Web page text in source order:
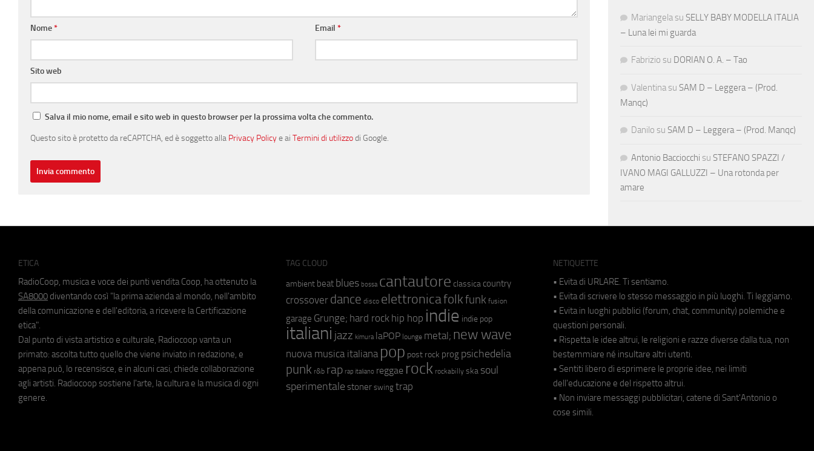
Nome* Email*
Sito web
Salva il mio nome, email e sito web in questo browser per la prossima volta che commento.
Questo sito è protetto da reCAPTCHA, ed è soggetto alla Privacy Policye ai Termini di utilizzodi Google.
Mariangela su SELLY BABY MODELLA ITALIA
– Luna lei mi guarda
Fabrizio su DORIAN O. A. – Tao
Valentina su SAM D – Leggera – (Prod.
Manqc)
Danilo su SAM D – Leggera – (Prod. Manqc)
Antonio Bacciocchi su STEFANO SPAZZI /
IVANO MAGI GALLUZZI – Una rotonda per
amare
ETICA
RadioCoop, musica e voce dei punti vendita Coop, ha ottenuto la
SA8000 diventando così "la prima azienda al mondo, nell'ambito
della comunicazione e dell'editoria, a ricevere la Certificazione
etica".
Dal punto di vista artistico e culturale, Radiocoop vanta un
primato: ascolta tutto quello che viene inviato in redazione, e
appena può, lo recensisce, e in alcuni casi, chiede collaborazione
agli artisti. Radiocoop sostiene l'arte, la cultura e la musica di ogni
genere.
TAG CLOUD
ambient beat blues bossa cantautore classica country
crossover dance disco elettronicafolkfunk fusion
garage Grunge; hard rock hip hop indie indie pop
italiani jazz kimura laPOP lounge metal; new wave
nuova musica italiana pop post rock prog psichedelia
punk r&b rap rap italiano reggae rock rockabilly ska soul
sperimentale stoner swing trap
NETIQUETTE
• Evita di URLARE. Ti sentiamo.
• Evita di scrivere lo stesso messaggio in più luoghi. Ti leggiamo.
• Evita in luoghi pubblici (forum, chat, community) polemiche e
questioni personali.
• Rispetta le idee altrui, le religioni e razze diverse dalla tua, non
bestemmiare né insultare altri utenti.
• Sentiti libero di esprimere le proprie idee, nei limiti
dell'educazione e del rispetto altrui.
• Non inviare messaggi pubblicitari, catene di Sant'Antonio o
cose simili.